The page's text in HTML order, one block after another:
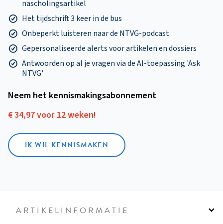
nascholingsartikel
Het tijdschrift 3 keer in de bus
Onbeperkt luisteren naar de NTVG-podcast
Gepersonaliseerde alerts voor artikelen en dossiers
Antwoorden op al je vragen via de AI-toepassing 'Ask
NTVG'
Neem het kennismakings­abonnement
€ 34,97 voor 12 weken!
IK WIL KENNISMAKEN
ARTIKELINFORMATIE